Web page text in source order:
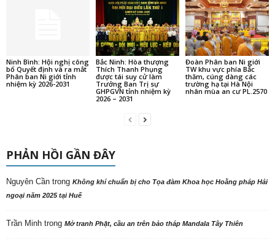
Ninh Bình: Hội nghị công
bố Quyết định và ra mắt
Phân ban Ni giới tỉnh
nhiệm kỳ 2026-2031
Bắc Ninh: Hòa thượng
Thích Thanh Phụng
được tái suy cử làm
Trưởng Ban Trị sự
GHPGVN tỉnh nhiệm kỳ
2026 – 2031
Đoàn Phân ban Ni giới
TW khu vực phía Bắc
thăm, cúng dàng các
trường hạ tại Hà Nội
nhân mùa an cư PL.2570
PHẢN HỒI GẦN ĐÂY
Nguyên Cần trong Không khí chuẩn bị cho Tọa đàm Khoa học Hoằng pháp Hải
ngoại năm 2025 tại Huế
Trần Minh trong Mở tranh Phật, cầu an trên bảo tháp Mandala Tây Thiên